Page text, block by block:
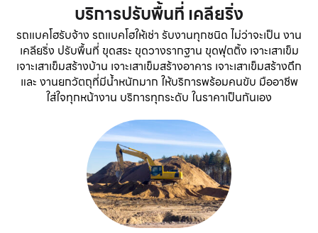
บริการปรับพื้นที่ เคลียริ่ง
รถแบคโฮรับจ้าง รถแบคโฮให้เช่า รับงานทุกชนิด ไม่ว่าจะเป็น งาน
เคลียริ่ง ปรับพื้นที่ ขุดสระ ขุดวางรากฐาน ขุดฟุตติ้ง เจาะเสาเข็ม
เจาะเสาเข็มสร้างบ้าน เจาะเสาเข็มสร้างอาคาร เจาะเสาเข็มสร้างตึก
และ งานยกวัตถุที่มีน้ำหนักมาก ให้บริการพร้อมคนขับ มืออาชีพ
ใส่ใจทุกหน้างาน บริการทุกระดับ ในราคาเป็นกันเอง